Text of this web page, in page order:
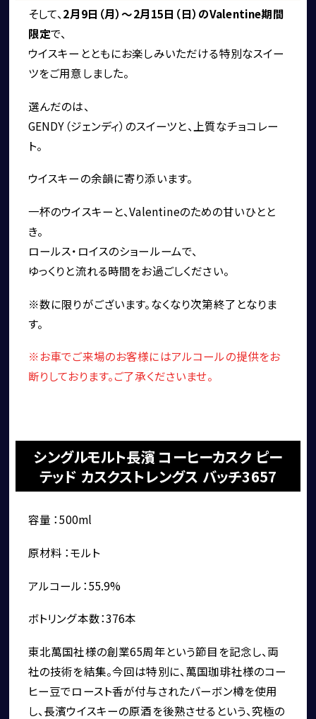
買取・査定
アフターサービス
採用情報
そして、 2月9日（月）〜2月15日（日）のValentine期間
限定で、
ウイスキーとともにお楽しみいただける特別なスイー
ツをご用意しました。
選んだのは、
GENDY（ジェンディ）のスイーツと、上質なチョコレー
ト。
ウイスキーの余韻に寄り添います。
一杯のウイスキーと、Valentineのための甘いひとと
き。
ロールス・ロイスのショールームで、
ゆっくりと流れる時間をお過ごしください。
※数に限りがございます。なくなり次第終了となりま
す。
※お車でご来場のお客様にはアルコールの提供をお
断りしております。ご了承くださいませ。
シングルモルト長濱 コーヒーカスク ピー
テッド カスクストレングス バッチ3657
容量 ：500ml
原材料 ：モルト
アルコール：55.9%
ボトリング本数：376本
東北萬国社様の創業65周年という節目を記念し、両
社の技術を結集。今回は特別に、萬国珈琲社様のコー
ヒー豆でロースト香が付与されたバーボン樽を使用
し、長濱ウイスキーの原酒を後熟させるという、究極の